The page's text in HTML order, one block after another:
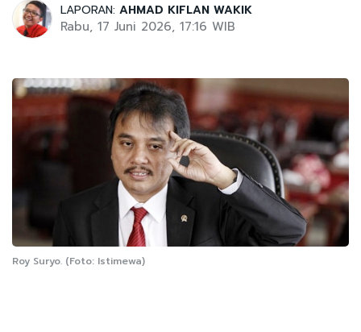
LAPORAN: AHMAD KIFLAN WAKIK
Rabu, 17 Juni 2026, 17:16 WIB
Roy Suryo. (Foto: Istimewa)